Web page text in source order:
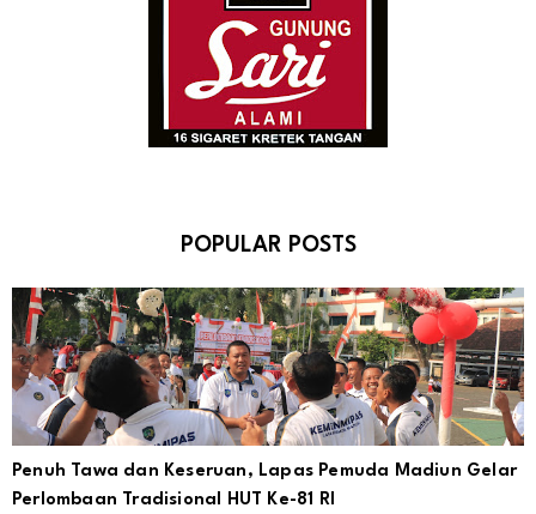
POPULAR POSTS
Penuh Tawa dan Keseruan, Lapas Pemuda Madiun Gelar
Perlombaan Tradisional HUT Ke-81 RI